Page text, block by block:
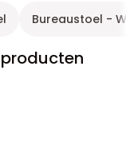
Bureaustoel -